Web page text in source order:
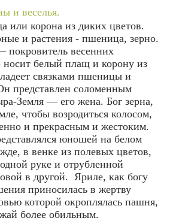
и веселья.
или корона из диких цветов.
и растения - пшеница, зерно.
весенних
белый плащ и корону из
связками пшеницы и
представлен соломенным
Земля — его жена. Бог зерна,
чтобы возродиться колосом,
и прекрасным и жестоким.
юношей на белом
в венке из полевых цветов,
руке и отрубленной
в другой. Яриле, как богу
приносилась в жертву
которой окроплялась пашня,
более обильным.